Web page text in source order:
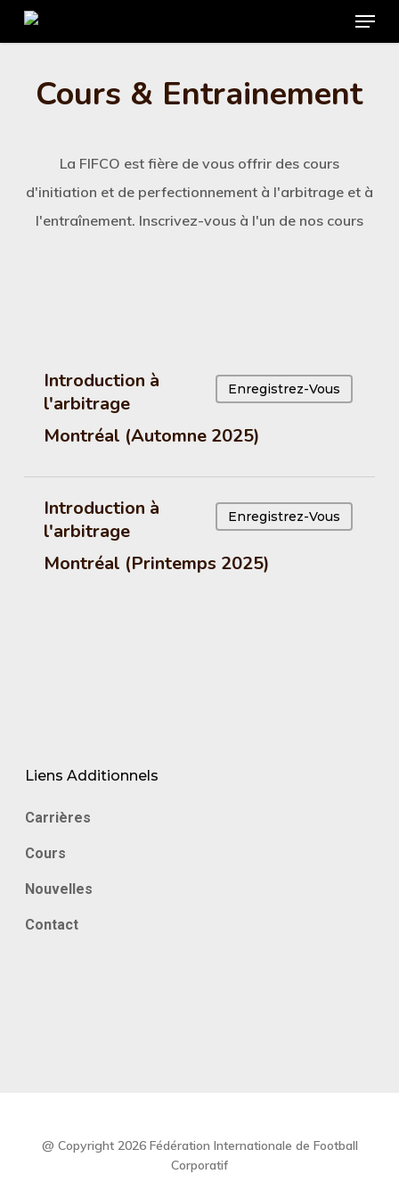
Skip
to
content
Menu
Cours & Entrainement
La FIFCO est fière de vous offrir des cours
d'initiation et de perfectionnement à l'arbitrage et à
l'entraînement. Inscrivez-vous à l'un de nos cours
Introduction à
l'arbitrage
Montréal (Automne 2025)
Enregistrez-Vous
Introduction à
l'arbitrage
Montréal (Printemps 2025)
Enregistrez-Vous
Liens Additionnels
Carrières
Cours
Nouvelles
Contact
@ Copyright 2026 Fédération Internationale de Football
Corporatif